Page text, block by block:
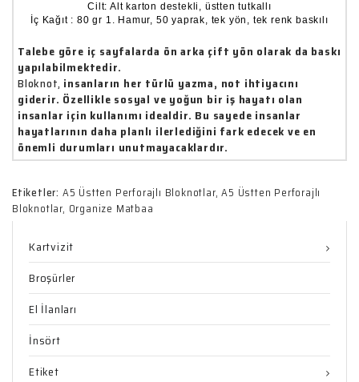
Cilt: Alt karton destekli, üstten tutkallı
İç Kağıt : 80 gr 1. Hamur, 50 yaprak, tek yön, tek renk baskılı
Talebe göre iç sayfalarda ön arka çift yön olarak da baskı
yapılabilmektedir.
Bloknot, insanların her türlü yazma, not ihtiyacını
giderir. Özellikle sosyal ve yoğun bir iş hayatı olan
insanlar için kullanımı idealdir. Bu sayede insanlar
hayatlarının daha planlı ilerlediğini fark edecek ve en
önemli durumları unutmayacaklardır.
Etiketler: A5 Üstten Perforajlı Bloknotlar,A5 Üstten Perforajlı
Bloknotlar, Organize Matbaa
Kartvizit
Broşürler
El İlanları
İnsört
Etiket